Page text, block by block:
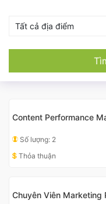
Content Performance
Số lượng: 2
Thỏa thuận
Chuyên Viên Marketing